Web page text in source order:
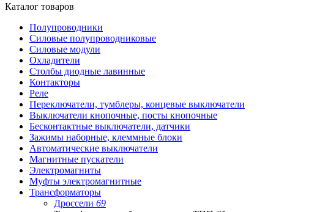
Каталог товаров
Полупроводники
Силовые полупроводниковые
Силовые модули
Охладители
Столбы диодные лавинные
Контакторы
Реле
Переключатели, тумблеры, концевые выключатели
Выключатели кнопочные, посты кнопочные
Бесконтактные выключатели, датчики
Зажимы наборные, клеммные блоки
Автоматические выключатели
Магнитные пускатели
Электромагниты
Муфты электромагнитные
Трансформаторы
Дроссели 69